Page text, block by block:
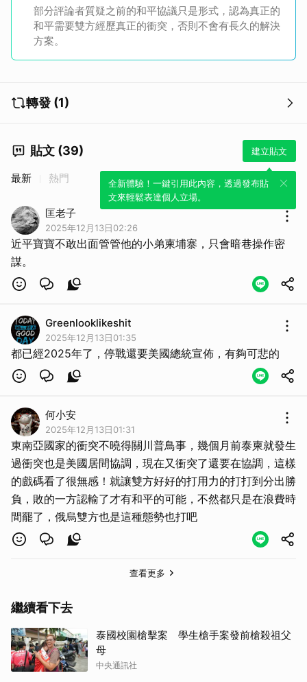
部分評論者質疑之前的和平協議只是形式，認為真正的
和平需要雙方經歷真正的衝突，否則不會有長久的解決
方案。
轉發 (1)
貼文 (39) 建立貼文
全新體驗！一鍵引用此內容，透過發布貼
文來輕鬆表達個人立場。
最新 熱門
匡老子
2025年12月13日02:26
近平寶寶不敢出面管管他的小弟柬埔寨，只會暗巷操作密
謀。
Greenlooklikeshit
2025年12月13日01:35
都已經2025年了，停戰還要美國總統宣佈，有夠可悲的
何小安
2025年12月13日01:31
東南亞國家的衝突不曉得關川普鳥事，幾個月前泰柬就發生
過衝突也是美國居間協調，現在又衝突了還要在協調，這樣
的戲碼看了很無感！就讓雙方好好的打用力的打打到分出勝
負，敗的一方認輸了才有和平的可能，不然都只是在浪費時
間罷了，俄烏雙方也是這種態勢也打吧
查看更多
繼續看下去
泰國校園槍擊案 學生槍手案發前槍殺祖父
母
中央通訊社